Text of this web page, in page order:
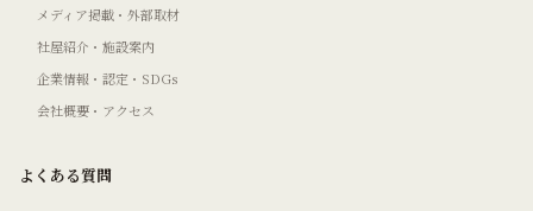
メディア掲載・外部取材
社屋紹介・施設案内
企業情報・認定・SDGs
会社概要・アクセス
よくある質問